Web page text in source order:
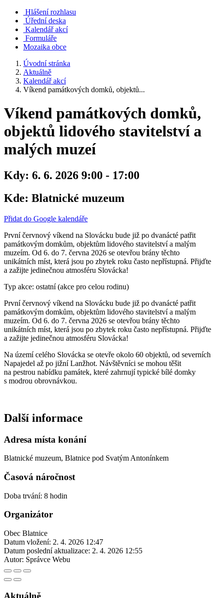
Hlášení rozhlasu
Úřední deska
Kalendář akcí
Formuláře
Mozaika obce
Úvodní stránka
Aktuálně
Kalendář akcí
Víkend památkových domků, objektů...
Víkend památkových domků,
objektů lidového stavitelství a
malých muzeí
Kdy: 6. 6. 2026 9:00 - 17:00
Kde: Blatnické muzeum
Přidat do Google kalendáře
První červnový víkend na Slovácku bude již po dvanácté patřit
památkovým domkům, objektům lidového stavitelství a malým
muzeím. Od 6. do 7. června 2026 se otevřou brány těchto
unikátních míst, která jsou po zbytek roku často nepřístupná. Přijďte
a zažijte jedinečnou atmosféru Slovácka!
Typ akce: ostatní (akce pro celou rodinu)
První červnový víkend na Slovácku bude již po dvanácté patřit
památkovým domkům, objektům lidového stavitelství a malým
muzeím. Od 6. do 7. června 2026 se otevřou brány těchto
unikátních míst, která jsou po zbytek roku často nepřístupná. Přijďte
a zažijte jedinečnou atmosféru Slovácka!
Na území celého Slovácka se otevře okolo 60 objektů, od severních
Napajedel až po jižní Lanžhot. Návštěvníci se mohou těšit
na pestrou nabídku památek, které zahrnují typické bílé domky
s modrou obrovnávkou.
Další informace
Adresa místa konání
Blatnické muzeum, Blatnice pod Svatým Antonínkem
Časová náročnost
Doba trvání: 8 hodin
Organizátor
Obec Blatnice
Datum vložení: 2. 4. 2026 12:47
Datum poslední aktualizace: 2. 4. 2026 12:55
Autor: Správce Webu
Aktuálně